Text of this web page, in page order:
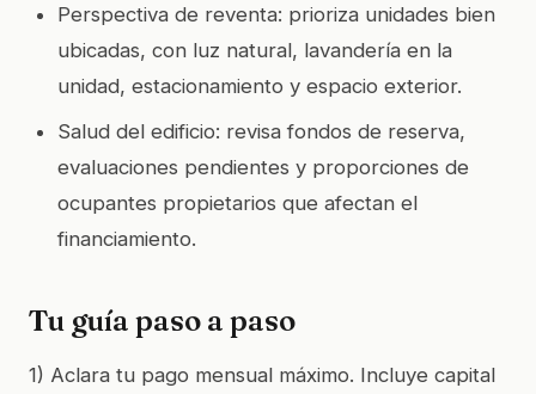
Perspectiva de reventa: prioriza unidades bien
ubicadas, con luz natural, lavandería en la
unidad, estacionamiento y espacio exterior.
Salud del edificio: revisa fondos de reserva,
evaluaciones pendientes y proporciones de
ocupantes propietarios que afectan el
financiamiento.
Tu guía paso a paso
1) Aclara tu pago mensual máximo. Incluye capital